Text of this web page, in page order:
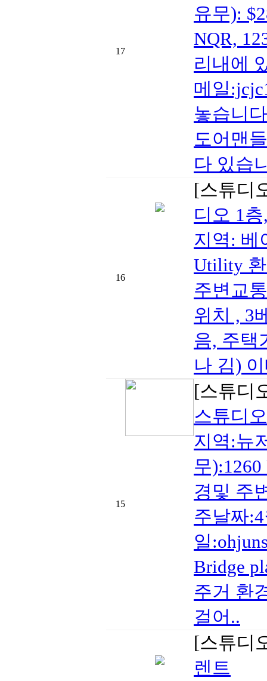
17
유무):
NQR,
리내에
메일
놓습니
도어맨
다 있습
16
[스튜디
디오 1
지역: 베
Utility
주변교
위치 , 3
음, 주택
나 김)
15
[스튜디
스튜디
지역:뉴
무
경및 주
주날짜
일
Bridge
주거 환
걸어..
[스튜디
렌트